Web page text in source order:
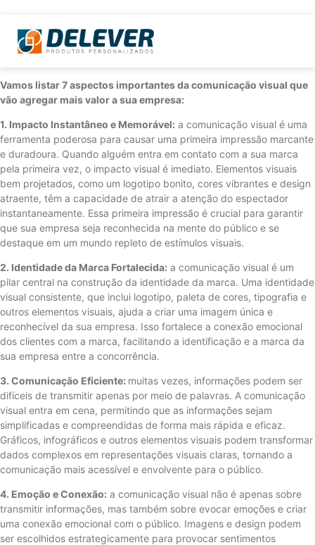
Vamos listar 7 aspectos importantes da comunicação visual que
vão agregar mais valor a sua empresa:
1. Impacto Instantâneo e Memorável: a comunicação visual é uma
ferramenta poderosa para causar uma primeira impressão marcante
e duradoura. Quando alguém entra em contato com a sua marca
pela primeira vez, o impacto visual é imediato. Elementos visuais
bem projetados, como um logotipo bonito, cores vibrantes e design
atraente, têm a capacidade de atrair a atenção do espectador
instantaneamente. Essa primeira impressão é crucial para garantir
que sua empresa seja reconhecida na mente do público e se
destaque em um mundo repleto de estímulos visuais.
2. Identidade da Marca Fortalecida: a comunicação visual é um
pilar central na construção da identidade da marca. Uma identidade
visual consistente, que inclui logotipo, paleta de cores, tipografia e
outros elementos visuais, ajuda a criar uma imagem única e
reconhecível da sua empresa. Isso fortalece a conexão emocional
dos clientes com a marca, facilitando a identificação e a marca da
sua empresa entre a concorrência.
3. Comunicação Eficiente: muitas vezes, informações podem ser
difíceis de transmitir apenas por meio de palavras. A comunicação
visual entra em cena, permitindo que as informações sejam
simplificadas e compreendidas de forma mais rápida e eficaz.
Gráficos, infográficos e outros elementos visuais podem transformar
dados complexos em representações visuais claras, tornando a
comunicação mais acessível e envolvente para o público.
4. Emoção e Conexão: a comunicação visual não é apenas sobre
transmitir informações, mas também sobre evocar emoções e criar
uma conexão emocional com o público. Imagens e design podem
ser escolhidos estrategicamente para provocar sentimentos